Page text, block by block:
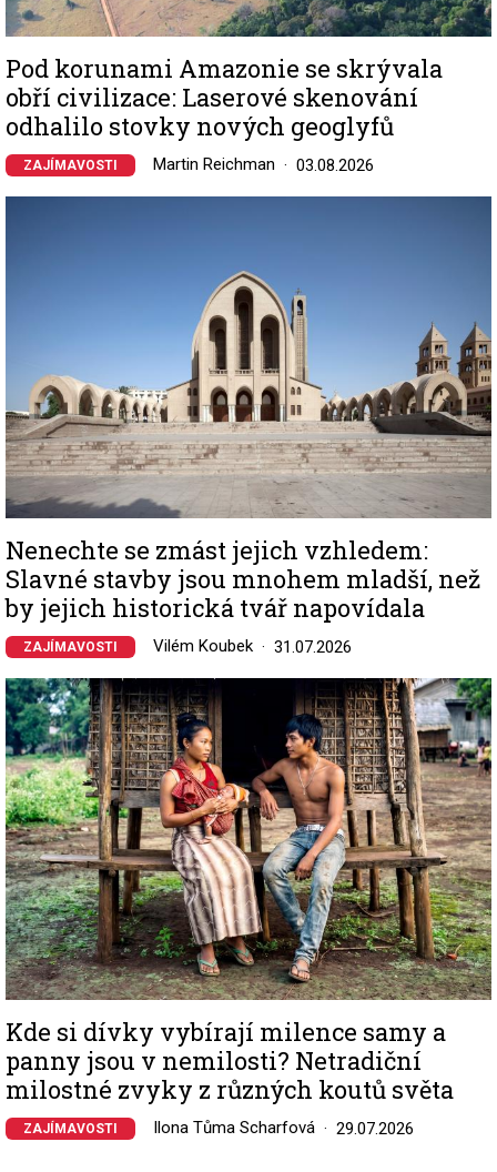
Pod korunami Amazonie se skrývala
obří civilizace: Laserové skenování
odhalilo stovky nových geoglyfů
ZAJÍMAVOSTI Martin Reichman 03.08.2026
Nenechte se zmást jejich vzhledem:
Slavné stavby jsou mnohem mladší, než
by jejich historická tvář napovídala
ZAJÍMAVOSTI Vilém Koubek 31.07.2026
Image
Kde si dívky vybírají milence samy a
panny jsou v nemilosti? Netradiční
milostné zvyky z různých koutů světa
ZAJÍMAVOSTI Ilona Tůma Scharfová 29.07.2026